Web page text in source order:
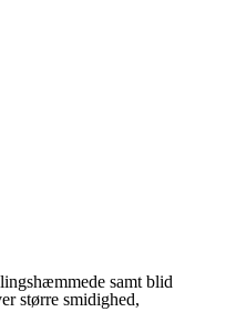
samt blid
større smidighed,